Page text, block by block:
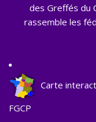
des Greffés du
rassemble les
Carte
FGCP